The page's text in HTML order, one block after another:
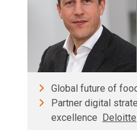
Global future of
Partner digital
excellence
Deloitte